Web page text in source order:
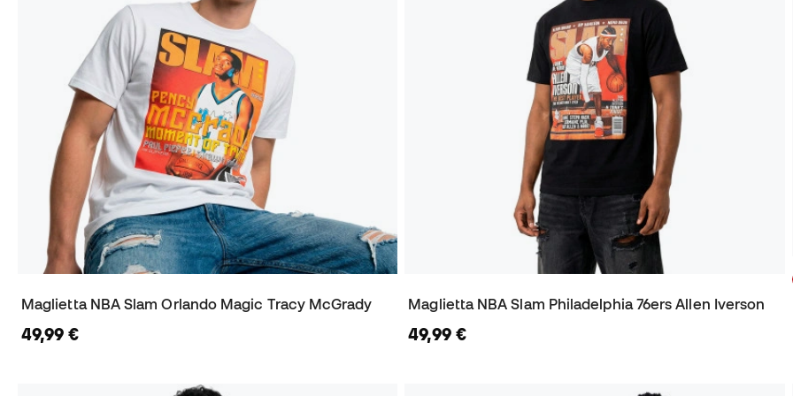
Maglietta NBA Slam Orlando Magic Tracy McGrady
49,99 €
Maglietta NBA Slam Philadelphia 76ers Allen Iverson
49,99 €